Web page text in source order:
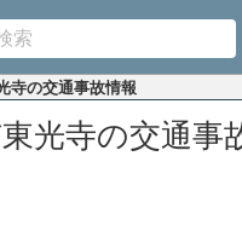
寺の交通事故情報
光寺の交通事